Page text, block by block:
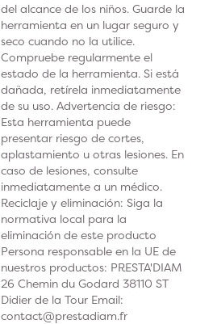
del alcance de los niños. Guarde la
herramienta en un lugar seguro y
seco cuando no la utilice.
Compruebe regularmente el
estado de la herramienta. Si está
dañada, retírela inmediatamente
de su uso. Advertencia de riesgo:
Esta herramienta puede
presentar riesgo de cortes,
aplastamiento u otras lesiones. En
caso de lesiones, consulte
inmediatamente a un médico.
Reciclaje y eliminación: Siga la
normativa local para la
eliminación de este producto
Persona responsable en la UE de
nuestros productos: PRESTA'DIAM
26 Chemin du Godard 38110 ST
Didier de la Tour Email:
contact@prestadiam.fr